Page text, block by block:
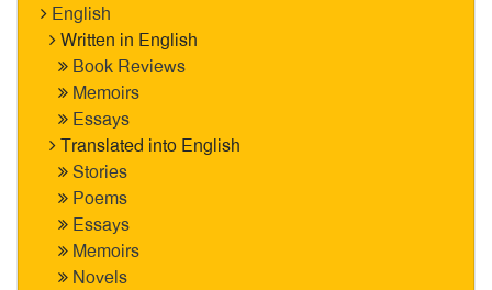
English
Written in English
Book Reviews
Memoirs
Essays
Translated into English
Stories
Poems
Essays
Memoirs
Novels